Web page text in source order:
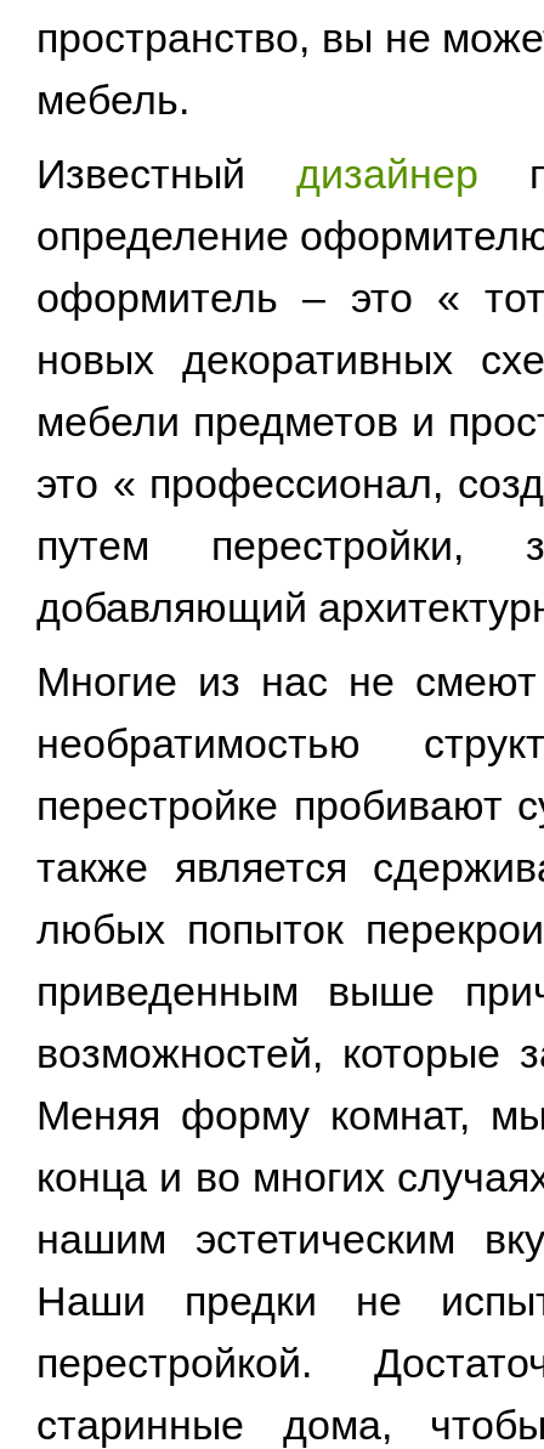
пространство, вы не
мебель.
Известный дизайнер
определение
оформитель – это «
новых декоративных
мебели предметов и
это « профессионал,
путем
добавляющий
Многие из нас не смеют
необратимостью
перестройке пробивают
также является
любых попыток
приведенным выше
возможностей, которые
Меняя форму комнат, мы
конца и во многих
нашим эстетическим
Наши предки не
перестройкой.
старинные дома,